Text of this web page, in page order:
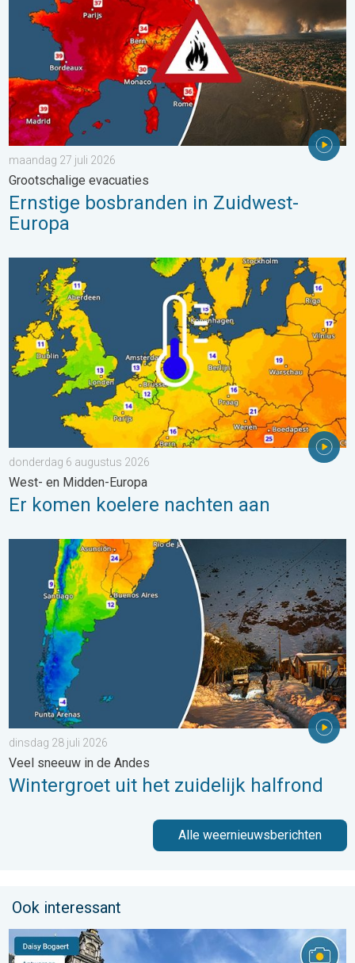
maandag 27 juli 2026
Grootschalige evacuaties
Ernstige bosbranden in Zuidwest-
Europa
Er komen koelere nachten aan. West- en Midden-Europa. . .
donderdag 6 augustus 2026
West- en Midden-Europa
Er komen koelere nachten aan
Wintergroet uit het zuidelijk halfrond. Veel sneeuw in de
dinsdag 28 juli 2026
Veel sneeuw in de Andes
Wintergroet uit het zuidelijk halfrond
Alle weernieuwsberichten
Ook interessant
Stuur jouw weerfoto van de week!. Weer&Radar uploader. . .